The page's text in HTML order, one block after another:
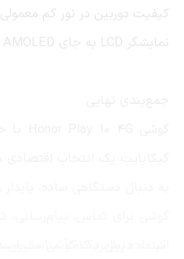
کیفیت دوربین در نور کم معمولی